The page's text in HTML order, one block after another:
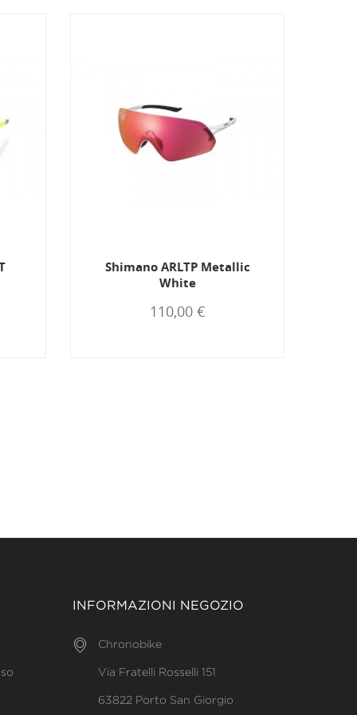
Shimano ARLTP Metallic
White
110,00 €
INFORMAZIONI NEGOZIO
Chronobike
Via Fratelli Rosselli 151
63822 Porto San Giorgio